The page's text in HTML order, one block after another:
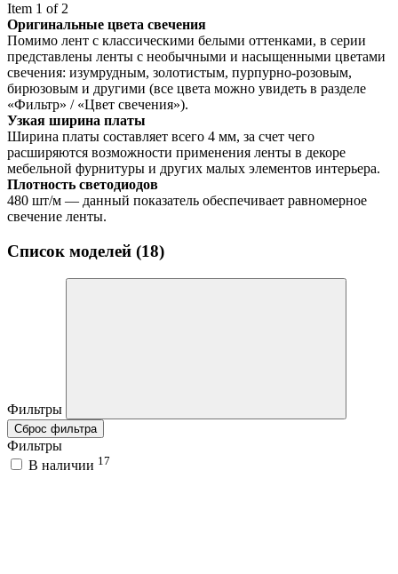
Item 1 of 2
Оригинальные цвета свечения
Помимо лент с классическими белыми оттенками, в серии
представлены ленты с необычными и насыщенными цветами
свечения: изумрудным, золотистым, пурпурно-розовым,
бирюзовым и другими (все цвета можно увидеть в разделе
«Фильтр» / «Цвет свечения»).
Узкая ширина платы
Ширина платы составляет всего 4 мм, за счет чего
расширяются возможности применения ленты в декоре
мебельной фурнитуры и других малых элементов интерьера.
Плотность светодиодов
480 шт/м — данный показатель обеспечивает равномерное
свечение ленты.
Список моделей (18)
Фильтры
Сброс фильтра
Фильтры
В наличии 17